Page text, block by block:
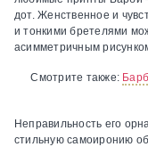
дот. Женственное и
и тонкими бретелями
асимметричным
Смотрите также:
Неправильность его
стильную самоиронию